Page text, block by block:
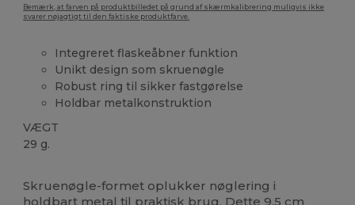
Bemærk, at farven på produktbilledet på grund af skærmkalibrering muligvis ikke
svarer nøjagtigt til den faktiske produktfarve.
Integreret flaskeåbner funktion
Unikt design som skruenøgle
Robust ring til sikker fastgørelse
Holdbar metalkonstruktion
VÆGT
29 g.
Skruenøgle-formet oplukker nøglering i
holdbart metal til praktisk brug. Dette 9,5 cm